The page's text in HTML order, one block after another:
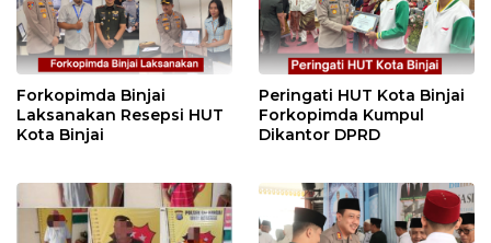
Forkopimda Binjai
Laksanakan Resepsi HUT
Kota Binjai
Peringati HUT Kota Binjai
Forkopimda Kumpul
Dikantor DPRD